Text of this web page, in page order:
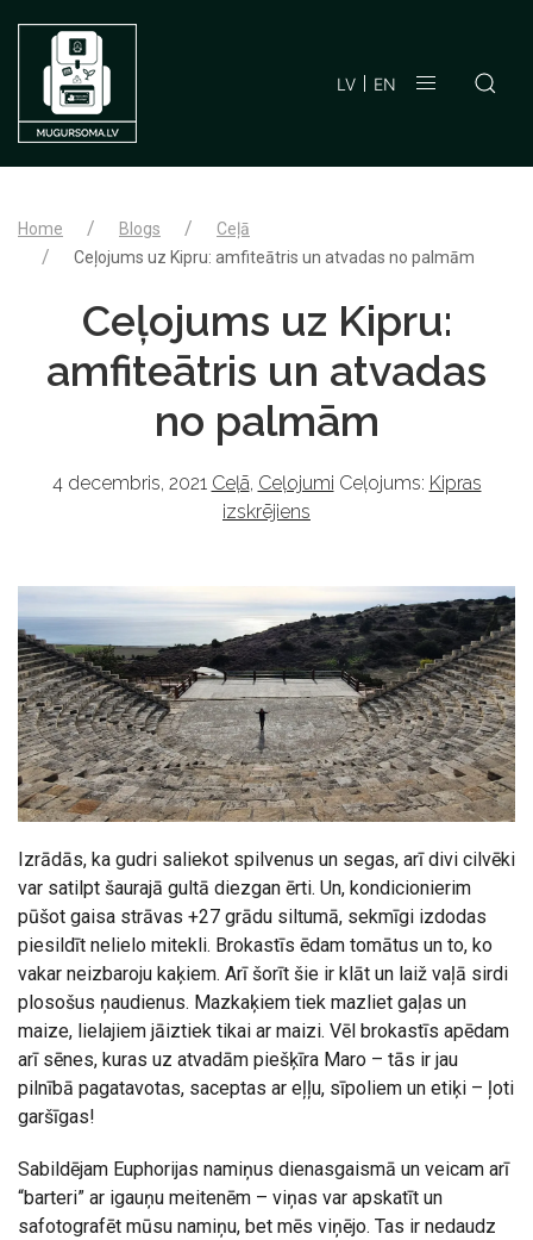
LV EN
Home Blogs
Ceļā
Ceļojums uz Kipru: amfiteātris un atvadas no palmām
Ceļojums uz Kipru:
amfiteātris un atvadas
no palmām
4 decembris, 2021 Ceļā, Ceļojumi Ceļojums: Kipras
izskrējiens
Izrādās, ka gudri saliekot spilvenus un segas, arī divi cilvēki
var satilpt šaurajā gultā diezgan ērti. Un, kondicionierim
pūšot gaisa strāvas +27 grādu siltumā, sekmīgi izdodas
piesildīt nelielo mitekli. Brokastīs ēdam tomātus un to, ko
vakar neizbaroju kaķiem. Arī šorīt šie ir klāt un laiž vaļā sirdi
plosošus ņaudienus. Mazkaķiem tiek mazliet gaļas un
maize, lielajiem jāiztiek tikai ar maizi. Vēl brokastīs apēdam
arī sēnes, kuras uz atvadām piešķīra Maro – tās ir jau
pilnībā pagatavotas, saceptas ar eļļu, sīpoliem un etiķi – ļoti
garšīgas!
Sabildējam Euphorijas namiņus dienasgaismā un veicam arī
“barteri” ar igauņu meitenēm – viņas var apskatīt un
safotografēt mūsu namiņu, bet mēs viņējo. Tas ir nedaudz